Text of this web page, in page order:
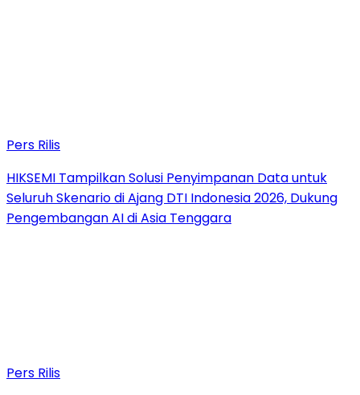
Pers Rilis
HIKSEMI Tampilkan Solusi Penyimpanan Data untuk
Seluruh Skenario di Ajang DTI Indonesia 2026, Dukung
Pengembangan AI di Asia Tenggara
Pers Rilis